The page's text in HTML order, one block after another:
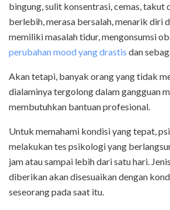
bingung, sulit konsentrasi, cemas, takut
berlebih, merasa bersalah, menarik diri
memiliki masalah tidur, mengonsumsi
perubahan mood yang drastis dan
Akan tetapi, banyak orang yang tidak
dialaminya tergolong dalam gangguan
membutuhkan bantuan profesional.
Untuk memahami kondisi yang tepat,
melakukan tes psikologi yang
jam atau sampai lebih dari satu hari.
diberikan akan disesuaikan dengan
seseorang pada saat itu.